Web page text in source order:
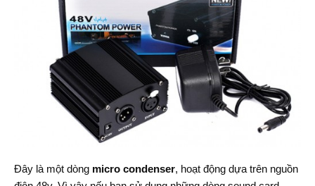
Đây là một dòng micro condenser, hoạt động dựa trên nguồn